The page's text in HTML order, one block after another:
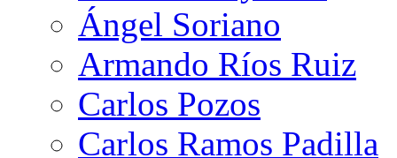
Ángel Soriano
Armando Ríos Ruiz
Carlos Pozos
Carlos Ramos Padilla